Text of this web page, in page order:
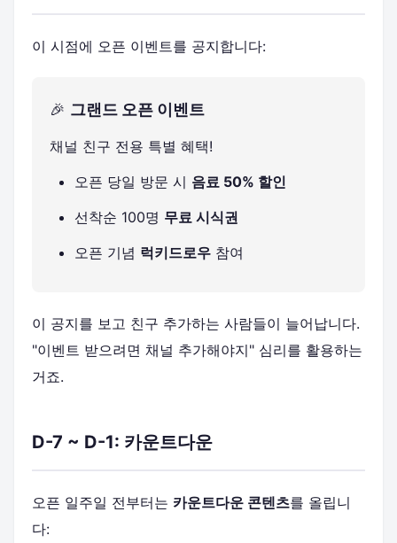
이 시점에 오픈 이벤트를 공지합니다:
🎉 그랜드 오픈 이벤트
채널 친구 전용 특별 혜택!
오픈 당일 방문 시 음료 50% 할인
선착순 100명 무료 시식권
오픈 기념 럭키드로우 참여
이 공지를 보고 친구 추가하는 사람들이 늘어납니다.
"이벤트 받으려면 채널 추가해야지" 심리를 활용하는
거죠.
D-7 ~ D-1: 카운트다운
오픈 일주일 전부터는 카운트다운 콘텐츠를 올립니
다: